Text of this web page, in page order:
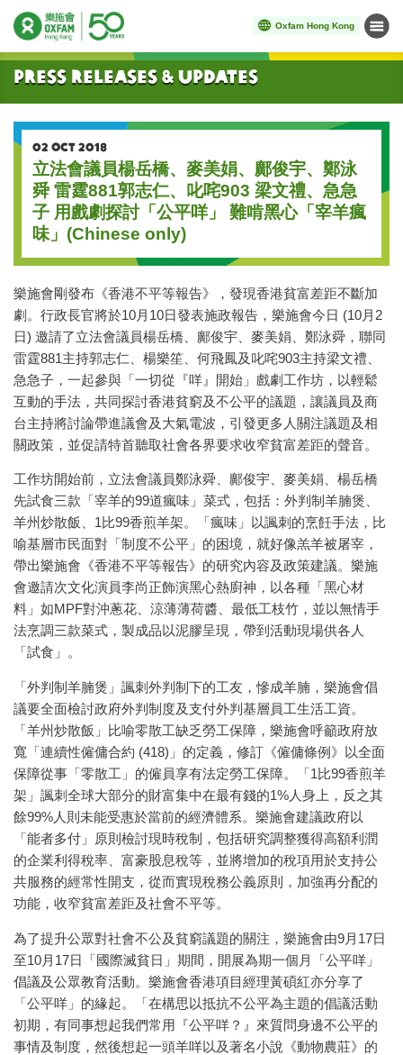
Oxfam Hong Kong Menu
Start main content
Press Releases & Updates
02 OCT 2018
立法會議員楊岳橋、麥美娟、鄺俊宇、鄭泳
舜 雷霆881郭志仁、叱咤903 梁文禮、急急
子 用戲劇探討「公平咩」 難啃黑心「宰羊瘋
味」(Chinese only)
樂施會剛發布《香港不平等報告》，發現香港貧富差距不斷加
劇。行政長官將於10月10日發表施政報告，樂施會今日 (10月2
日) 邀請了立法會議員楊岳橋、鄺俊宇、麥美娟、鄭泳舜，聯同
雷霆881主持郭志仁、楊樂笙、何飛鳳及叱咤903主持梁文禮、
急急子，一起參與「一切從『咩』開始」戲劇工作坊，以輕鬆
互動的手法，共同探討香港貧窮及不公平的議題，讓議員及商
台主持將討論帶進議會及大氣電波，引發更多人關注議題及相
關政策，並促請特首聽取社會各界要求收窄貧富差距的聲音。
工作坊開始前，立法會議員鄭泳舜、鄺俊宇、麥美娟、楊岳橋
先試食三款「宰羊的99道瘋味」菜式，包括：外判制羊腩煲、
羊州炒散飯、1比99香煎羊架。「瘋味」以諷刺的烹飪手法，比
喻基層市民面對「制度不公平」的困境，就好像羔羊被屠宰，
帶出樂施會《香港不平等報告》的研究內容及政策建議。樂施
會邀請次文化演員李尚正飾演黑心熱廚神，以各種「黑心材
料」如MPF對沖蔥花、涼薄薄荷醬、最低工枝竹，並以無情手
法烹調三款菜式，製成品以泥膠呈現，帶到活動現場供各人
「試食」。
「外判制羊腩煲」諷刺外判制下的工友，慘成羊腩，樂施會倡
議要全面檢討政府外判制度及支付外判基層員工生活工資。
「羊州炒散飯」比喻零散工缺乏勞工保障，樂施會呼籲政府放
寬「連續性僱傭合約 (418)」的定義，修訂《僱傭條例》以全面
保障從事「零散工」的僱員享有法定勞工保障。「1比99香煎羊
架」諷刺全球大部分的財富集中在最有錢的1%人身上，反之其
餘99%人則未能受惠於當前的經濟體系。樂施會建議政府以
「能者多付」原則檢討現時稅制，包括研究調整獲得高額利潤
的企業利得稅率、富豪股息稅等，並將增加的稅項用於支持公
共服務的經常性開支，從而實現稅務公義原則，加強再分配的
功能，收窄貧富差距及社會不平等。
為了提升公眾對社會不公及貧窮議題的關注，樂施會由9月17日
至10月17日「國際滅貧日」期間，開展為期一個月「公平咩」
倡議及公眾教育活動。樂施會香港項目經理黃碩紅亦分享了
「公平咩」的緣起。「在構思以抵抗不公平為主題的倡議活動
初期，有同事想起我們常用『公平咩？』來質問身邊不公平的
事情及制度，然後想起一頭羊咩以及著名小說《動物農莊》的